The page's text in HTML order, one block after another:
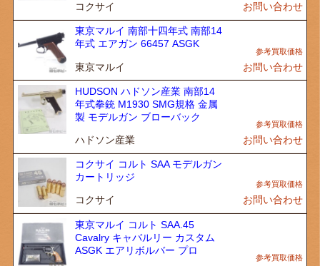
コクサイ お問い合わせ
東京マルイ 南部十四年式 南部14
年式 エアガン 66457 ASGK
東京マルイ お問い合わせ
HUDSON ハドソン産業 南部14
年式拳銃 M1930 SMG規格 金属
製 モデルガン ブローバック
ハドソン産業 お問い合わせ
コクサイ コルト SAA モデルガン
カートリッジ
コクサイ お問い合わせ
東京マルイ コルト SAA.45
Cavalry キャバルリー カスタム
ASGK エアリボルバー プロ